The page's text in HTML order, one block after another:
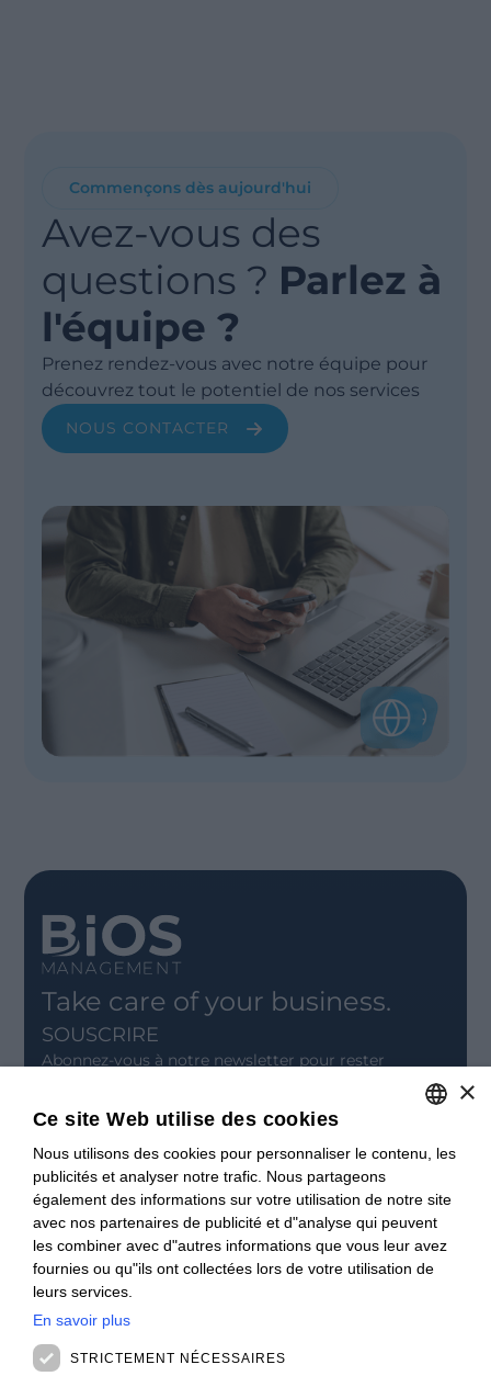
Commençons dès aujourd'hui
Avez-vous des
questions ? Parlez à
l'équipe ?
Prenez rendez-vous avec notre équipe pour
découvrez tout le potentiel de nos services
NOUS CONTACTER
Take care of your business.
SOUSCRIRE
Abonnez-vous à notre newsletter pour rester
CONTACT
Offices
Contact us
Open positions
STAY UPDATED
Webinars
Past Webinars
News & Events
Past Events
ITALIAN
FRENCH
SPANISH
×
Ce site Web utilise des cookies
Nous utilisons des cookies pour personnaliser le contenu, les
publicités et analyser notre trafic. Nous partageons
également des informations sur votre utilisation de notre site
avec nos partenaires de publicité et d"analyse qui peuvent
les combiner avec d"autres informations que vous leur avez
fournies ou qu"ils ont collectées lors de votre utilisation de
leurs services.
En savoir plus
STRICTEMENT NÉCESSAIRES